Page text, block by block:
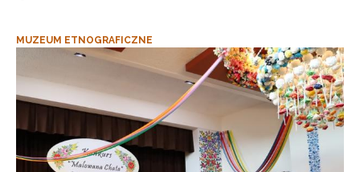
MUZEUM ETNOGRAFICZNE